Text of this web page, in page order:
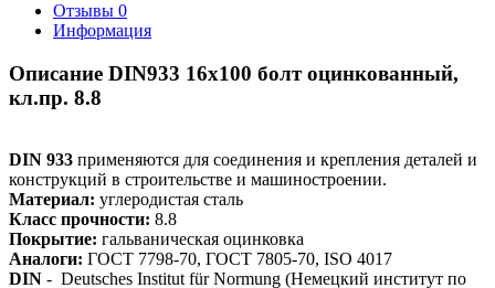
Отзывы 0
Информация
Описание DIN933 16х100 болт оцинкованный,
кл.пр. 8.8
DIN 933 применяются для соединения и крепления деталей и
конструкций в строительстве и машиностроении.
Материал: углеродистая сталь
Класс прочности: 8.8
Покрытие: гальваническая оцинковка
Аналоги: ГОСТ 7798-70, ГОСТ 7805-70, ISO 4017
DIN - Deutsches Institut für Normung (Немецкий институт по